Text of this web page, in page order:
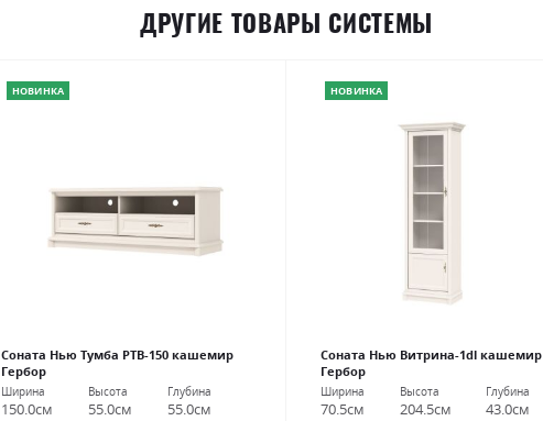
ДРУГИЕ ТОВАРЫ СИСТЕМЫ
НОВИНКА
Соната Нью Тумба РТВ-150 кашемир
Гербор
Ширина
150.0см
Высота
55.0см
Глубина
55.0см
НОВИНКА
Соната Нью Витрина-1dl кашемир
Гербор
Ширина
70.5см
Высота
204.5см
Глубина
43.0см